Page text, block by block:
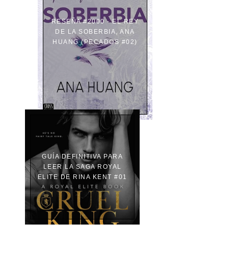
RESEÑA #2000 - EL REY
DE LA SOBERBIA, ANA
HUANG (PECADOS #02)
GUÍA DEFINITIVA PARA
LEER LA SAGA ROYAL
ELITE DE RINA KENT #01